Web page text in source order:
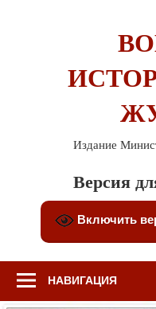
Издание
Версия
Включить
НАВИГАЦИЯ